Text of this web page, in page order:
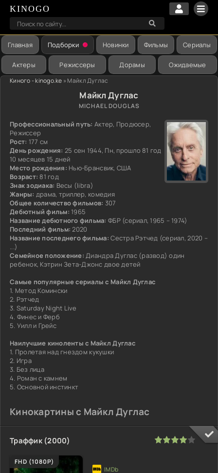
KINOGO
Главная Подборки Новинки Фильмы Сериалы
Актеры Режиссеры Дорамы Ожидаемые
Киного - kinogo.ke » Майкл Дуглас
Майкл Дуглас
MICHAEL DOUGLAS
Профессиональный путь: Актер, Продюсер,
Режиссер
Рост: 177 см
День рождения: 25 сен 1944, Пн, прошло 81 год
10 месяцев 15 дней
Место рождения: Нью-Брансвик, США
Возраст: 81 год
Знак зодиака: Весы (libra)
Жанры: драма, триллер, комедия
Общее количество фильмов: 307
Дебютный фильм: 1965
Название дебютного фильма: ФБР (сериал, 1965 – 1974)
Последний фильм: 2020
Название последнего фильма: Сестра Рэтчед (сериал, 2020 –
...)
Семейное положение: Диандра Дуглас (развод) один
ребенок, Кэтрин Зета-Джонс двое детей
Самые популярные сериалы с Майкл Дуглас
1. Метод Комински
2. Рэтчед
3. Saturday Night Live
4. Финес и Ферб
5. Уилл и Грейс
Наилучшие киноленты с Майкл Дуглас
1. Пролетая над гнездом кукушки
2. Игра
3. Без лица
4. Роман с камнем
5. Основной инстинкт
Кинокартины с Майкл Дуглас
Траффик (2000)
FHD (1080P)
80